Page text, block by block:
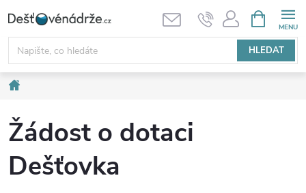
na
obsah
HLEDAT
NÁKUPNÍ
KOŠÍK
Žádost o dotaci
Dešťovka